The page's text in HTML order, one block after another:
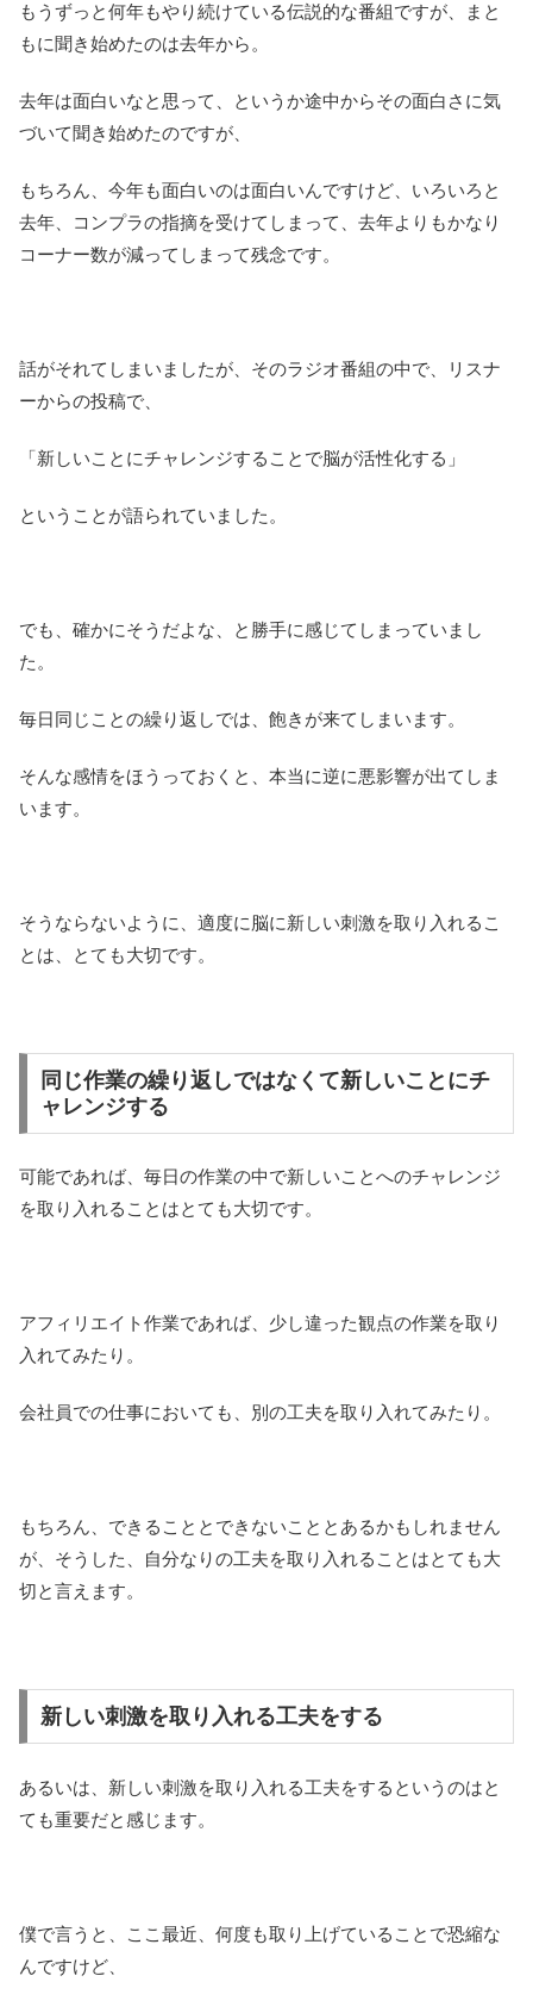
もうずっと何年もやり続けている伝説的な番組ですが、まと
もに聞き始めたのは去年から。
去年は面白いなと思って、というか途中からその面白さに気
づいて聞き始めたのですが、
もちろん、今年も面白いのは面白いんですけど、いろいろと
去年、コンプラの指摘を受けてしまって、去年よりもかなり
コーナー数が減ってしまって残念です。
話がそれてしまいましたが、そのラジオ番組の中で、リスナ
ーからの投稿で、
「新しいことにチャレンジすることで脳が活性化する」
ということが語られていました。
でも、確かにそうだよな、と勝手に感じてしまっていまし
た。
毎日同じことの繰り返しでは、飽きが来てしまいます。
そんな感情をほうっておくと、本当に逆に悪影響が出てしま
います。
そうならないように、適度に脳に新しい刺激を取り入れるこ
とは、とても大切です。
同じ作業の繰り返しではなくて新しいことにチ
ャレンジする
可能であれば、毎日の作業の中で新しいことへのチャレンジ
を取り入れることはとても大切です。
アフィリエイト作業であれば、少し違った観点の作業を取り
入れてみたり。
会社員での仕事においても、別の工夫を取り入れてみたり。
もちろん、できることとできないこととあるかもしれません
が、そうした、自分なりの工夫を取り入れることはとても大
切と言えます。
新しい刺激を取り入れる工夫をする
あるいは、新しい刺激を取り入れる工夫をするというのはと
ても重要だと感じます。
僕で言うと、ここ最近、何度も取り上げていることで恐縮な
んですけど、